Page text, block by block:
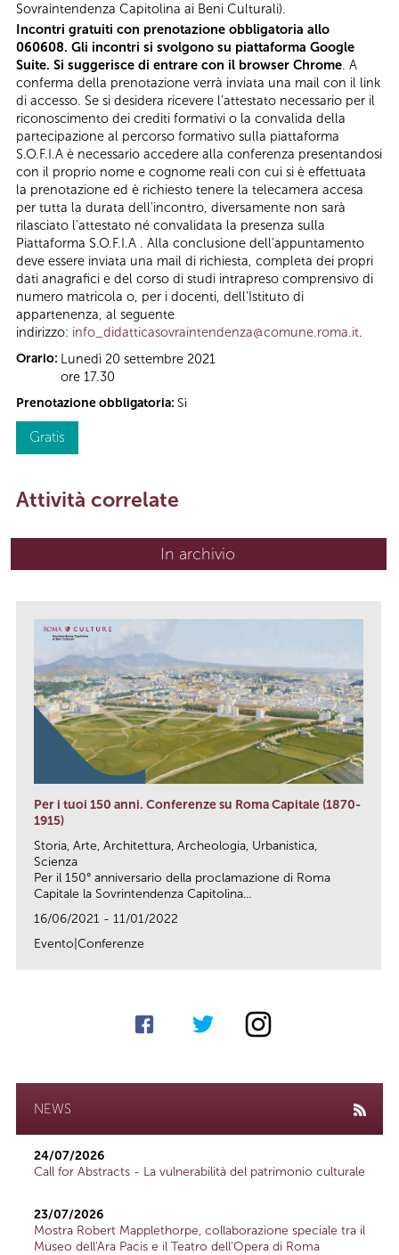
Sovraintendenza Capitolina ai Beni Culturali).
Incontri gratuiti con prenotazione obbligatoria allo
060608. Gli incontri si svolgono su piattaforma Google
Suite. Si suggerisce di entrare con il browser Chrome. A
conferma della prenotazione verrà inviata una mail con il link
di accesso. Se si desidera ricevere l’attestato necessario per il
riconoscimento dei crediti formativi o la convalida della
partecipazione al percorso formativo sulla piattaforma
S.O.F.I.A è necessario accedere alla conferenza presentandosi
con il proprio nome e cognome reali con cui si è effettuata
la prenotazione ed è richiesto tenere la telecamera accesa
per tutta la durata dell'incontro, diversamente non sarà
rilasciato l'attestato né convalidata la presenza sulla
Piattaforma S.O.F.I.A . Alla conclusione dell’appuntamento
deve essere inviata una mail di richiesta, completa dei propri
dati anagrafici e del corso di studi intrapreso comprensivo di
numero matricola o, per i docenti, dell'Istituto di
appartenenza, al seguente
indirizzo: info_didatticasovraintendenza@comune.roma.it.
Orario: Lunedì 20 settembre 2021
ore 17.30
Prenotazione obbligatoria: Sì
Gratis
Attività correlate
In archivio
Per i tuoi 150 anni. Conferenze su Roma Capitale (1870-
1915)
Storia, Arte, Architettura, Archeologia, Urbanistica,
Scienza
Per il 150° anniversario della proclamazione di Roma
Capitale la Sovrintendenza Capitolina...
16/06/2021 - 11/01/2022
Evento|Conferenze
NEWS
24/07/2026
Call for Abstracts - La vulnerabilità del patrimonio culturale
23/07/2026
Mostra Robert Mapplethorpe, collaborazione speciale tra il
Museo dell'Ara Pacis e il Teatro dell'Opera di Roma